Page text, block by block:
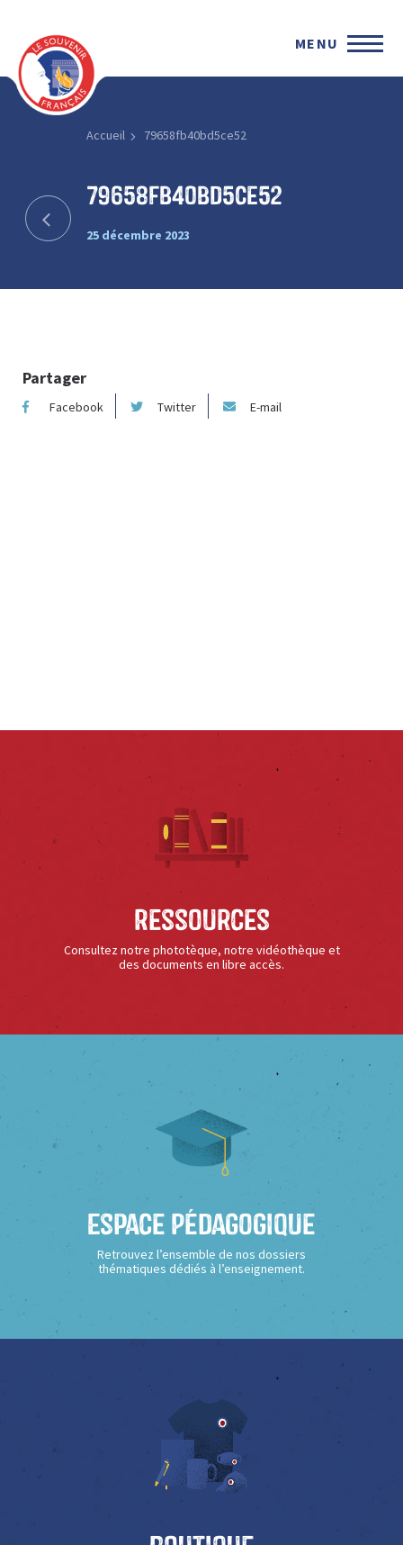
MENU
Accueil 79658fb40bd5ce52
79658fb40bd5ce52
25 décembre 2023
Partager
Facebook Twitter E-mail
Ressources
Consultez notre phototèque, notre vidéothèque et
des documents en libre accès.
Espace Pédagogique
Retrouvez l’ensemble de nos dossiers
thématiques dédiés à l’enseignement.